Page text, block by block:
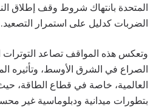
المتحدة بانتهاك شروط وقف إطلاق
الضربات كدليل على استمرار التصعيد.
وتعكس هذه المواقف تصاعد التوترات
الصراع في الشرق الأوسط، وتأثيره
العالمية، خاصة في قطاع الطاقة،
بتطورات ميدانية ودبلوماسية غير